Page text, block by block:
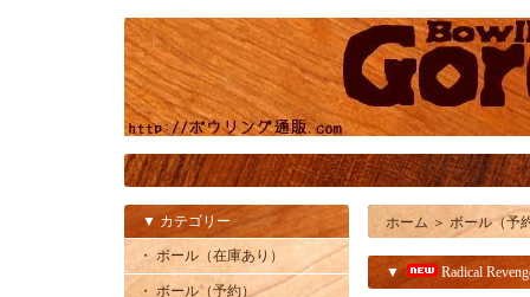
▼ カテゴリー
・ ボール（在庫あり）
・ ボール（予約）
ホーム ＞ ボール（予
▼ Radical